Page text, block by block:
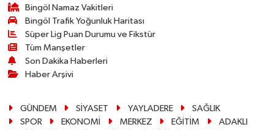
Bingöl Namaz Vakitleri
Bingöl Trafik Yoğunluk Haritası
Süper Lig Puan Durumu ve Fikstür
Tüm Manşetler
Son Dakika Haberleri
Haber Arşivi
GÜNDEM SİYASET YAYLADERE
SAĞLIK
SPOR
EKONOMİ MERKEZ EĞİTİM
ADAKLI